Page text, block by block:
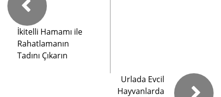
İkitelli Hamamı ile
Rahatlamanın
Tadını Çıkarın
Urlada Evcil
Hayvanlarda